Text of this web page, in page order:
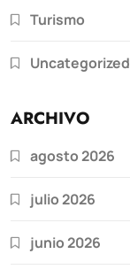
Turismo
Uncategorized
ARCHIVO
agosto 2026
julio 2026
junio 2026